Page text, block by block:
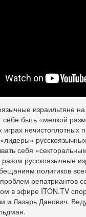
израильтяне
себе быть «мелкой
нечистоплотных
себя
русскоязычные
политиков
репатриантов
в эфире ITON.TV
и Лазарь Данович.